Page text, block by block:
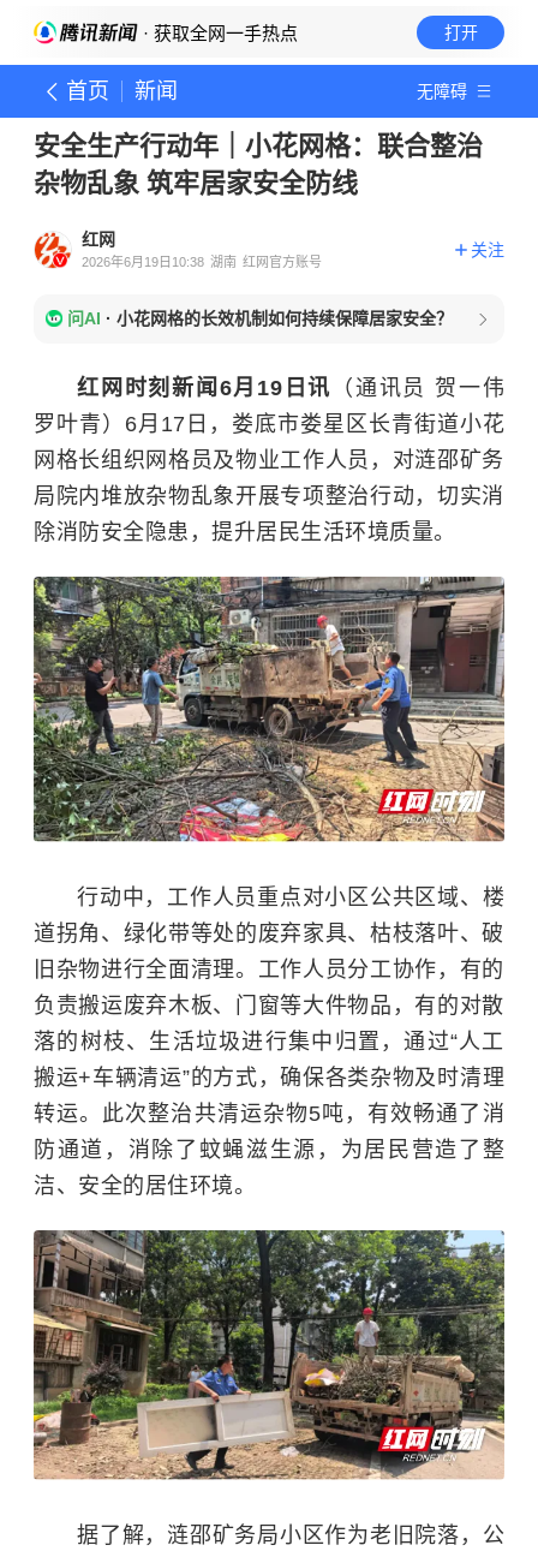
· 获取全网一手热点 打开
首页 新闻 无障碍
安全生产行动年｜小花网格：联合整治
杂物乱象 筑牢居家安全防线
红网
2026年6月19日10:38 湖南 红网官方账号
关注
问AI · 小花网格的长效机制如何持续保障居家安全？
红网时刻新闻6月19日讯
（通讯员 贺一伟
罗叶青）6月17日，娄底市娄星区长青街道小花
网格长组织网格员及物业工作人员，对涟邵矿务
局院内堆放杂物乱象开展专项整治行动，切实消
除消防安全隐患，提升居民生活环境质量。
行动中，工作人员重点对小区公共区域、楼
道拐角、绿化带等处的废弃家具、枯枝落叶、破
旧杂物进行全面清理。工作人员分工协作，有的
负责搬运废弃木板、门窗等大件物品，有的对散
落的树枝、生活垃圾进行集中归置，通过“人工
搬运+车辆清运”的方式，确保各类杂物及时清理
转运。此次整治共清运杂物5吨，有效畅通了消
防通道，消除了蚊蝇滋生源，为居民营造了整
洁、安全的居住环境。
据了解，涟邵矿务局小区作为老旧院落，公